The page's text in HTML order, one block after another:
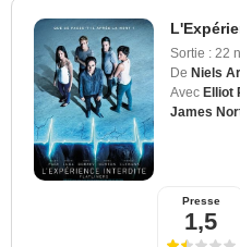
Sortie : 22
De Niels
Avec Elliot
James
Presse
1,5